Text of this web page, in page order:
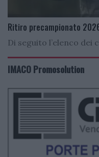
Ritiro precampionato
Di seguito l’elenco dei
IMACO Promosolution